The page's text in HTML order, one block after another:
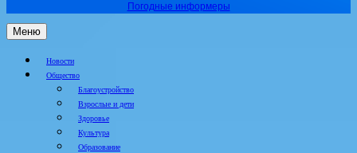
Погодные информеры
Меню
Новости
Общество
Благоустройство
Взрослые и дети
Здоровье
Культура
Образование